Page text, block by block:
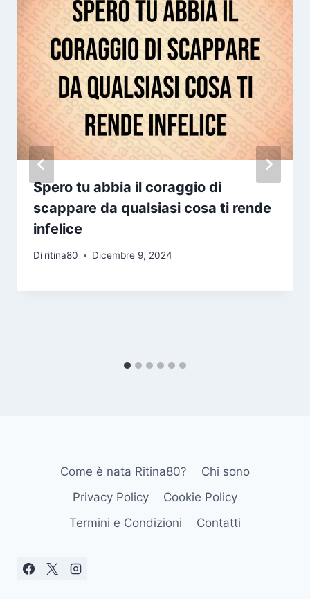
Spero tu abbia il coraggio di
scappare da qualsiasi cosa ti rende
infelice
Di ritina80 Dicembre 9, 2024
Come è nata Ritina80?
Chi sono
Privacy Policy
Cookie Policy
Termini e Condizioni
Contatti